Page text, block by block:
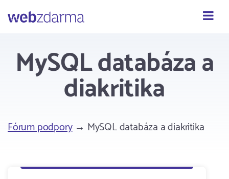
Webzdarma
MySQL databáza a
diakritika
Fórum podpory→ MySQL databáza a diakritika